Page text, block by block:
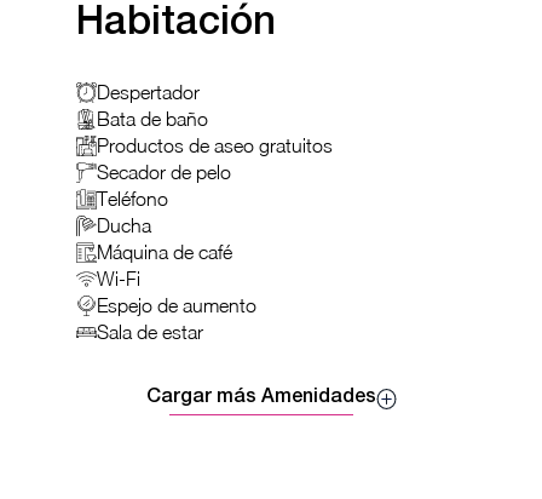
Habitación
Despertador
Bata de baño
Productos de aseo gratuitos
Secador de pelo
Teléfono
Ducha
Máquina de café
Wi-Fi
Espejo de aumento
Sala de estar
Cargar más Amenidades